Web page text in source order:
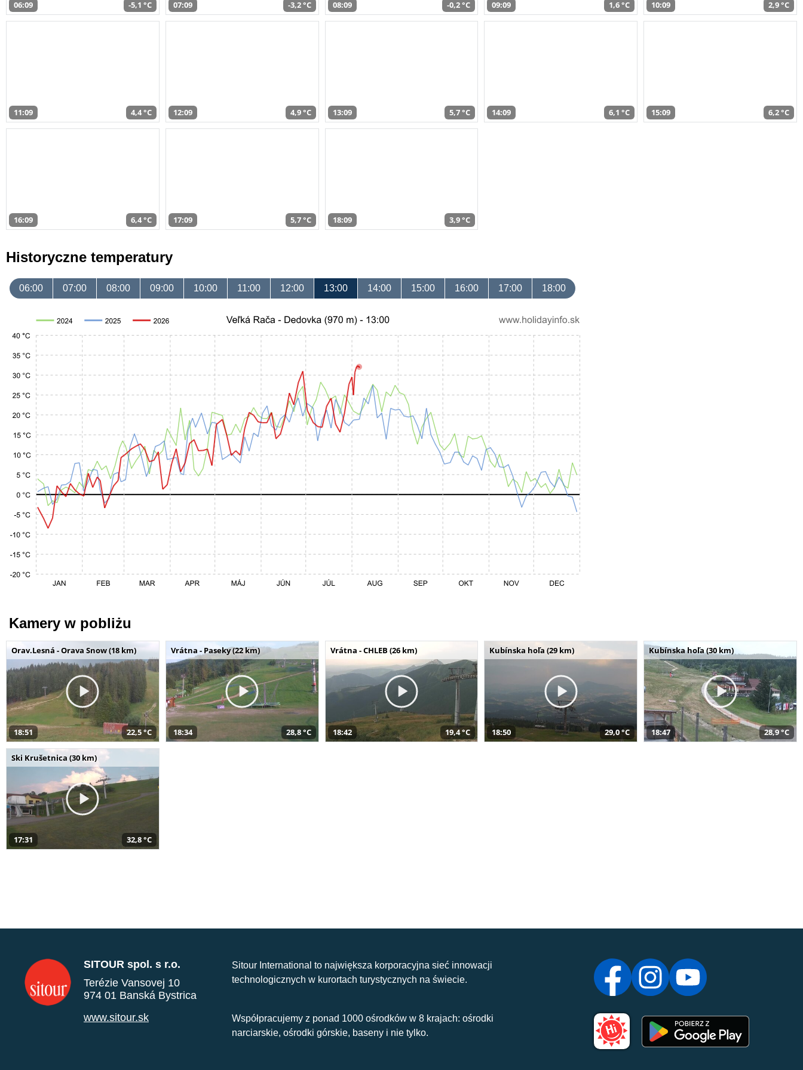
06:09 -5,1 °C 07:09 -3,2 °C 08:09 -0,2 °C 09:09 1,6 °C 10:09 2,9 °C
11:09 4,4 °C 12:09 4,9 °C 13:09 5,7 °C 14:09 6,1 °C 15:09 6,2 °C
16:09 6,4 °C 17:09 5,7 °C 18:09 3,9 °C
Historyczne temperatury
06:00 07:00 08:00 09:00 10:00 11:00 12:00 13:00 14:00 15:00 16:00 17:00 18:00
Kamery w pobliżu
Orav.Lesná - Orava Snow (18 km)
18:51 22,5 °C
Vrátna - Paseky (22 km)
18:34 28,8 °C
Vrátna - CHLEB (26 km)
18:42 19,4 °C
Kubínska hoľa (29 km)
18:50 29,0 °C
Kubínska hoľa (30 km)
18:47 28,9 °C
Ski Krušetnica (30 km)
17:31 32,8 °C
SITOUR spol. s r.o.
Terézie Vansovej 10
974 01 Banská Bystrica
www.sitour.sk
Sitour International to największa korporacyjna sieć innowacji
technologicznych w kurortach turystycznych na świecie.
Współpracujemy z ponad 1000 ośrodków w 8 krajach: ośrodki
narciarskie, ośrodki górskie, baseny i nie tylko.